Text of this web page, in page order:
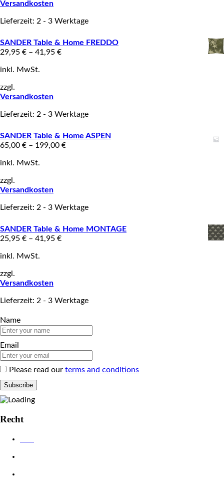
Versandkosten
Lieferzeit: 2 - 3 Werktage
SANDER Table & Home FREDDO
29,95 € – 41,95 €
inkl. MwSt.
zzgl.
Versandkosten
Lieferzeit: 2 - 3 Werktage
SANDER Table & Home ASPEN
65,00 € – 199,00 €
inkl. MwSt.
zzgl.
Versandkosten
Lieferzeit: 2 - 3 Werktage
SANDER Table & Home MONTAGE
25,95 € – 41,95 €
inkl. MwSt.
zzgl.
Versandkosten
Lieferzeit: 2 - 3 Werktage
Name
Email
Please read our terms and conditions
Recht